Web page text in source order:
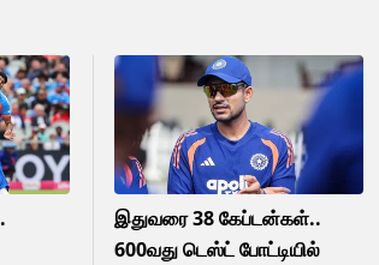
இதுவரை 38 கேப்டன்கள்..
600வது டெஸ்ட் போட்டியில்